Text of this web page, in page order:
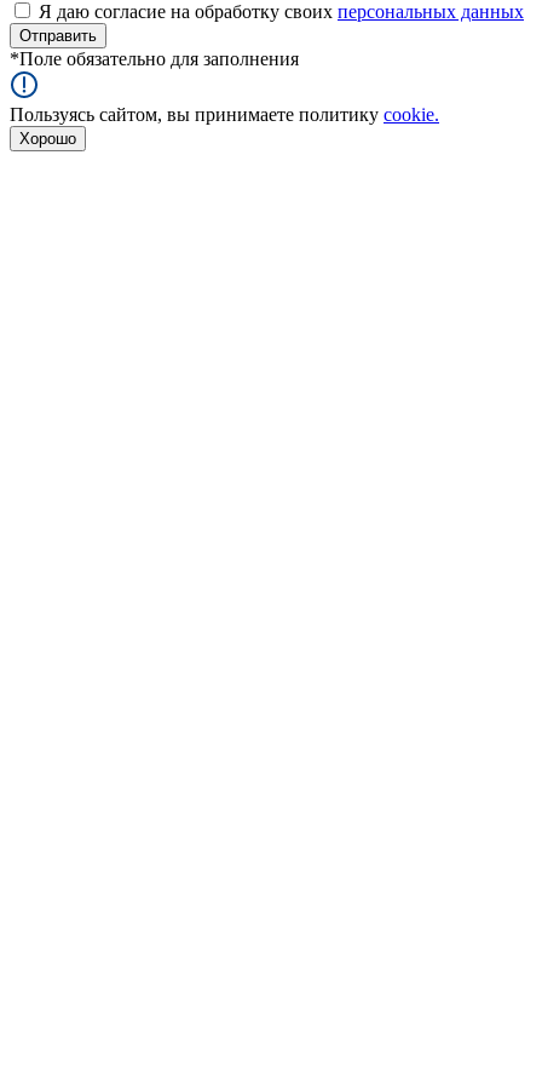
Я даю согласие на обработку своих персональных данных
*Поле обязательно для заполнения
Пользуясь сайтом, вы принимаете политику cookie.
Хорошо